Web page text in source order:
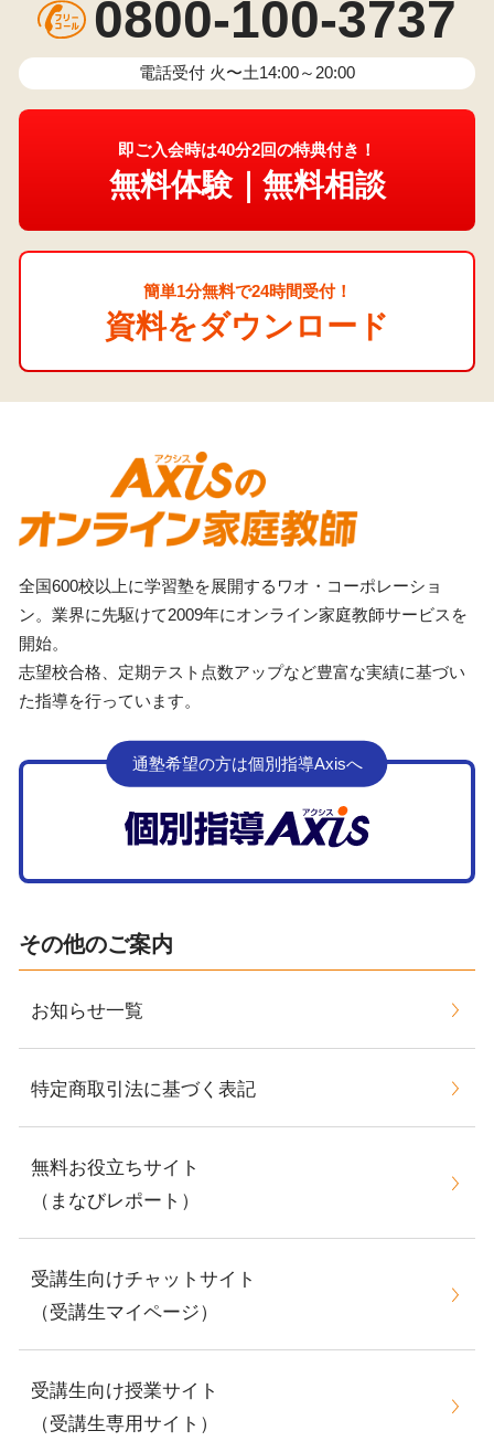
0800-100-3737
電話受付 火〜土14:00～20:00
即ご入会時は40分2回の特典付き！
無料体験｜無料相談
簡単1分無料で24時間受付！
資料をダウンロード
全国600校以上に学習塾を展開するワオ・コーポレーショ
ン。業界に先駆けて2009年にオンライン家庭教師サービスを
開始。
志望校合格、定期テスト点数アップなど豊富な実績に基づい
た指導を行っています。
通塾希望の方は個別指導Axisへ
その他のご案内
お知らせ一覧
特定商取引法に基づく表記
無料お役立ちサイト
（まなびレポート）
受講生向けチャットサイト
（受講生マイページ）
受講生向け授業サイト
（受講生専用サイト）